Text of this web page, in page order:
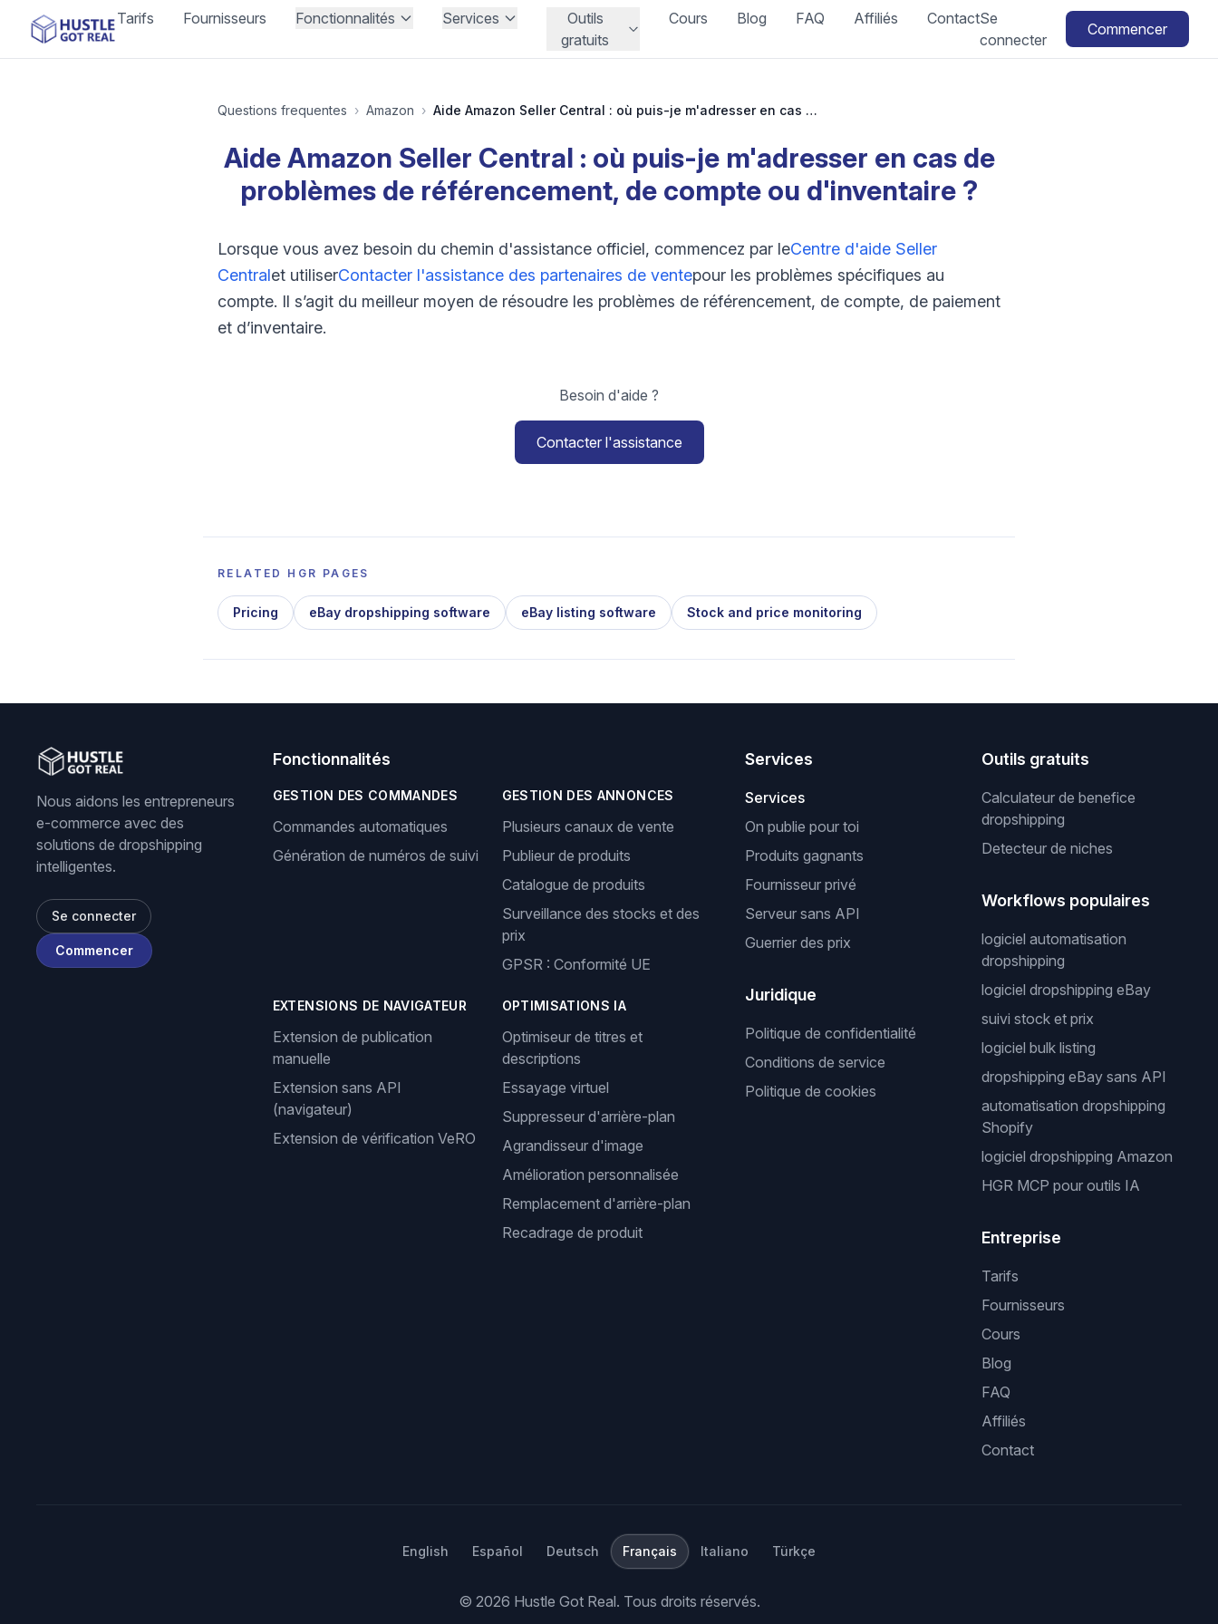
Tarifs Fournisseurs Fonctionnalités Services
Outils
gratuits
Cours Blog FAQ Affiliés ContactSe
connecter
Commencer
Questions frequentes › Amazon › Aide Amazon Seller Central : où puis-je m'adresser en cas de problèmes de référencement, de compte ou d'inventaire ?
Aide Amazon Seller Central : où puis-je m'adresser en cas de
problèmes de référencement, de compte ou d'inventaire ?
Lorsque vous avez besoin du chemin d'assistance officiel, commencez par leCentre d'aide Seller
Centralet utiliserContacter l'assistance des partenaires de ventepour les problèmes spécifiques au
compte. Il s’agit du meilleur moyen de résoudre les problèmes de référencement, de compte, de paiement
et d’inventaire.
Besoin d'aide ?
Contacter l'assistance
RELATED HGR PAGES
Pricing eBay dropshipping software eBay listing software Stock and price monitoring
Nous aidons les entrepreneurs
e-commerce avec des
solutions de dropshipping
intelligentes.
Se connecter
Commencer
Fonctionnalités
GESTION DES COMMANDES
Commandes automatiques
Génération de numéros de suivi
GESTION DES ANNONCES
Plusieurs canaux de vente
Publieur de produits
Catalogue de produits
Surveillance des stocks et des
prix
GPSR : Conformité UE
EXTENSIONS DE NAVIGATEUR
Extension de publication
manuelle
Extension sans API
(navigateur)
Extension de vérification VeRO
OPTIMISATIONS IA
Optimiseur de titres et
descriptions
Essayage virtuel
Suppresseur d'arrière-plan
Agrandisseur d'image
Amélioration personnalisée
Remplacement d'arrière-plan
Recadrage de produit
Services
Services
On publie pour toi
Produits gagnants
Fournisseur privé
Serveur sans API
Guerrier des prix
Juridique
Politique de confidentialité
Conditions de service
Politique de cookies
Outils gratuits
Calculateur de benefice
dropshipping
Detecteur de niches
Workflows populaires
logiciel automatisation
dropshipping
logiciel dropshipping eBay
suivi stock et prix
logiciel bulk listing
dropshipping eBay sans API
automatisation dropshipping
Shopify
logiciel dropshipping Amazon
HGR MCP pour outils IA
Entreprise
Tarifs
Fournisseurs
Cours
Blog
FAQ
Affiliés
Contact
English Español Deutsch Français Italiano Türkçe
© 2026 Hustle Got Real. Tous droits réservés.